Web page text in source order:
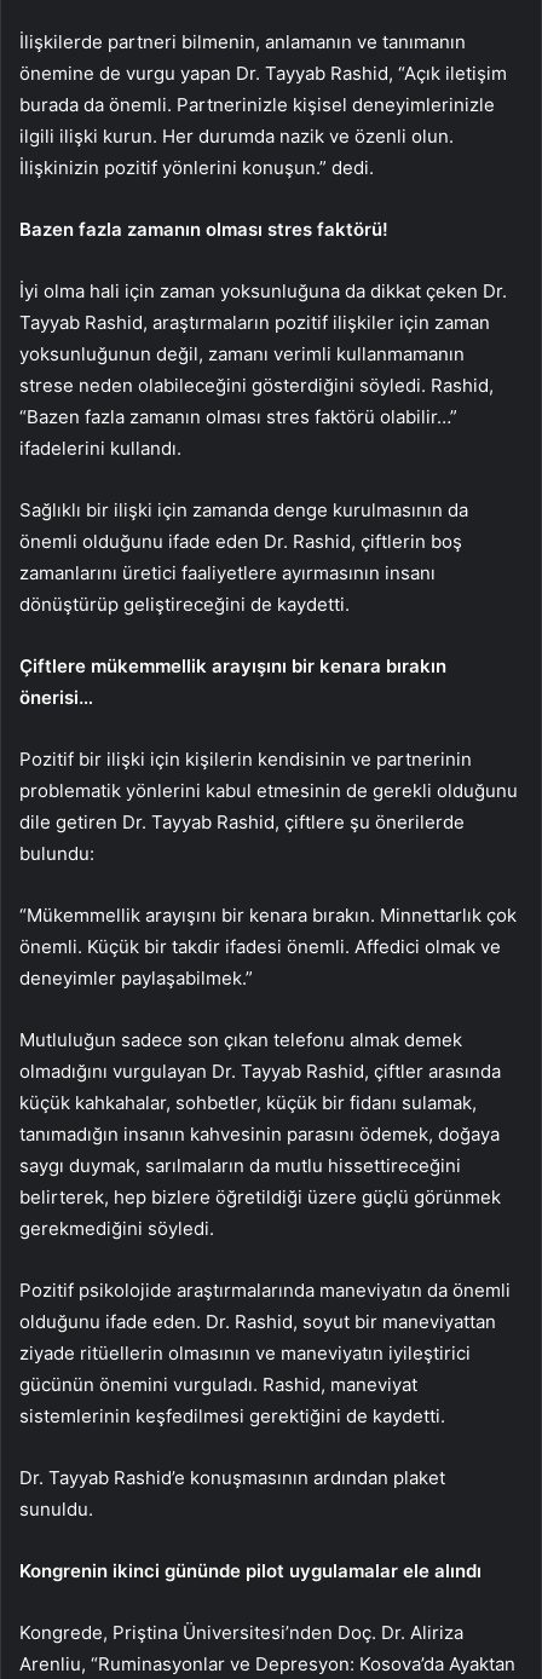
İlişkilerde partneri bilmenin, anlamanın ve tanımanın
önemine de vurgu yapan Dr. Tayyab Rashid, “Açık iletişim
burada da önemli. Partnerinizle kişisel deneyimlerinizle
ilgili ilişki kurun. Her durumda nazik ve özenli olun.
İlişkinizin pozitif yönlerini konuşun.” dedi.
Bazen fazla zamanın olması stres faktörü!
İyi olma hali için zaman yoksunluğuna da dikkat çeken Dr.
Tayyab Rashid, araştırmaların pozitif ilişkiler için zaman
yoksunluğunun değil, zamanı verimli kullanmamanın
strese neden olabileceğini gösterdiğini söyledi. Rashid,
“Bazen fazla zamanın olması stres faktörü olabilir…”
ifadelerini kullandı.
Sağlıklı bir ilişki için zamanda denge kurulmasının da
önemli olduğunu ifade eden Dr. Rashid, çiftlerin boş
zamanlarını üretici faaliyetlere ayırmasının insanı
dönüştürüp geliştireceğini de kaydetti.
Çiftlere mükemmellik arayışını bir kenara bırakın
önerisi…
Pozitif bir ilişki için kişilerin kendisinin ve partnerinin
problematik yönlerini kabul etmesinin de gerekli olduğunu
dile getiren Dr. Tayyab Rashid, çiftlere şu önerilerde
bulundu:
“Mükemmellik arayışını bir kenara bırakın. Minnettarlık çok
önemli. Küçük bir takdir ifadesi önemli. Affedici olmak ve
deneyimler paylaşabilmek.”
Mutluluğun sadece son çıkan telefonu almak demek
olmadığını vurgulayan Dr. Tayyab Rashid, çiftler arasında
küçük kahkahalar, sohbetler, küçük bir fidanı sulamak,
tanımadığın insanın kahvesinin parasını ödemek, doğaya
saygı duymak, sarılmaların da mutlu hissettireceğini
belirterek, hep bizlere öğretildiği üzere güçlü görünmek
gerekmediğini söyledi.
Pozitif psikolojide araştırmalarında maneviyatın da önemli
olduğunu ifade eden. Dr. Rashid, soyut bir maneviyattan
ziyade ritüellerin olmasının ve maneviyatın iyileştirici
gücünün önemini vurguladı. Rashid, maneviyat
sistemlerinin keşfedilmesi gerektiğini de kaydetti.
Dr. Tayyab Rashid’e konuşmasının ardından plaket
sunuldu.
Kongrenin ikinci gününde pilot uygulamalar ele alındı
Kongrede, Priştina Üniversitesi’nden Doç. Dr. Aliriza
Arenliu, “Ruminasyonlar ve Depresyon: Kosova’da Ayaktan